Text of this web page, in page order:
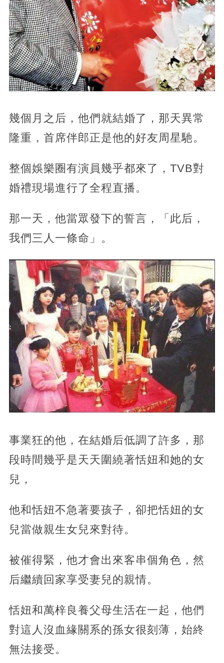
幾個月之后，他們就結婚了，那天異常
隆重，首席伴郎正是他的好友周星馳。
整個娛樂圈有演員幾乎都來了，TVB對
婚禮現場進行了全程直播。
那一天，他當眾發下的誓言，「此后，
我們三人一條命」。
事業狂的他，在結婚后低調了許多，那
段時間幾乎是天天圍繞著恬妞和她的女
兒，
他和恬妞不急著要孩子，卻把恬妞的女
兒當做親生女兒來對待。
被催得緊，他才會出來客串個角色，然
后繼續回家享受妻兒的親情。
恬妞和萬梓良養父母生活在一起，他們
對這人沒血緣關系的孫女很刻薄，始終
無法接受。